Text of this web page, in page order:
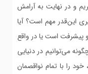
و در نهایت به آرامش
این‌قدر مهم است؟ آیا
است یا در واقع
می‌توانیم در دنیایی
را با تمام نواقصمان